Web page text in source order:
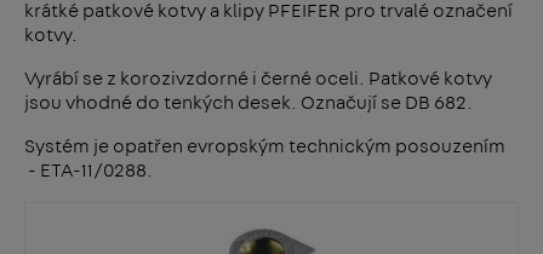
krátké patkové kotvy a klipy PFEIFER pro trvalé označení
kotvy.
Vyrábí se z korozivzdorné i černé oceli. Patkové kotvy
jsou vhodné do tenkých desek. Označují se DB 682.
Systém je opatřen evropským technickým posouzením
- ETA-11/0288.